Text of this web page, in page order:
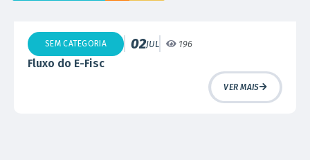
SEM CATEGORIA 02JUL
Fluxo do E-Fisc
196
VER MAIS